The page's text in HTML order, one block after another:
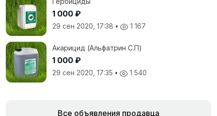
1 000 ₽
29 сен 2020, 17:38 • 1 167
Акарицид (Альфатрин С.П)
1 000 ₽
29 сен 2020, 17:35 • 1 540
Все объявления продавца